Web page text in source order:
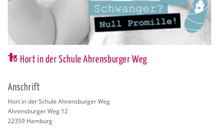
Hort in der Schule Ahrensburger Weg
An­schrift
Hort in der Schu­le Ah­rens­bur­ger Weg
Ah­rens­bur­ger Weg 12
22359 Ham­burg